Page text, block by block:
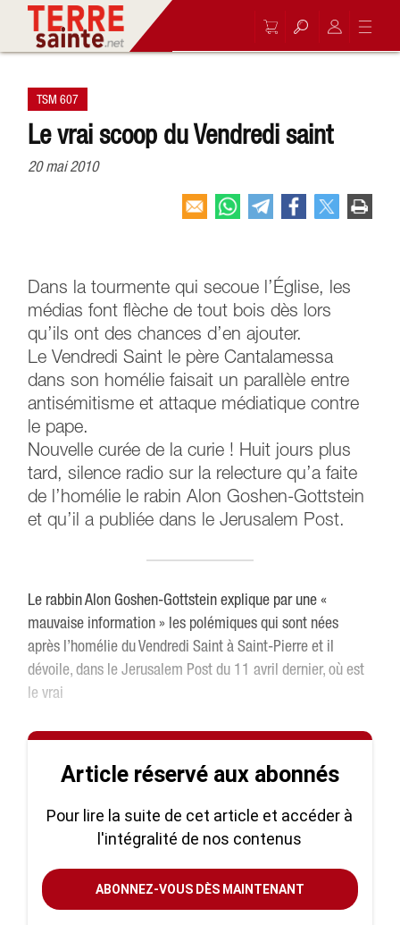
TSM 607
Le vrai scoop du Vendredi saint
20 mai 2010
Dans la tourmente qui secoue l’Église, les
médias font flèche de tout bois dès lors
qu’ils ont des chances d’en ajouter.
Le Vendredi Saint le père Cantalamessa
dans son homélie faisait un parallèle entre
antisémitisme et attaque médiatique contre
le pape.
Nouvelle curée de la curie ! Huit jours plus
tard, silence radio sur la relecture qu’a faite
de l’homélie le rabin Alon Goshen-Gottstein
et qu’il a publiée dans le Jerusalem Post.
Le rabbin Alon Goshen-Gottstein explique par une «
mauvaise information » les polémiques qui sont nées
après l’homélie du Vendredi Saint à Saint-Pierre et il
dévoile, dans le Jerusalem Post du 11 avril dernier, où est
le vrai
Article réservé aux abonnés
Pour lire la suite de cet article et accéder à
l'intégralité de nos contenus
ABONNEZ-VOUS DÈS MAINTENANT